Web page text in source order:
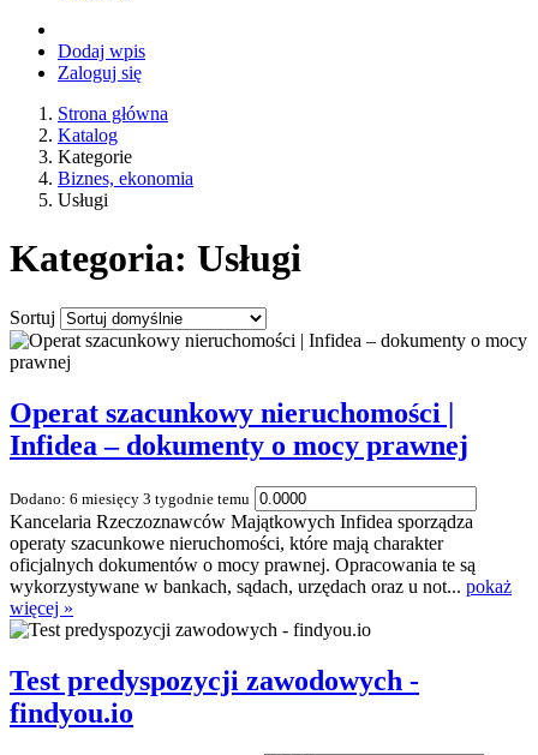
Dodaj wpis
Zaloguj się
Strona główna
Katalog
Kategorie
Biznes, ekonomia
Usługi
Kategoria: Usługi
Sortuj
Operat szacunkowy nieruchomości |
Infidea – dokumenty o mocy prawnej
Dodano: 6 miesięcy 3 tygodnie temu
Kancelaria Rzeczoznawców Majątkowych Infidea sporządza
operaty szacunkowe nieruchomości, które mają charakter
oficjalnych dokumentów o mocy prawnej. Opracowania te są
wykorzystywane w bankach, sądach, urzędach oraz u not... pokaż
więcej »
Test predyspozycji zawodowych -
findyou.io